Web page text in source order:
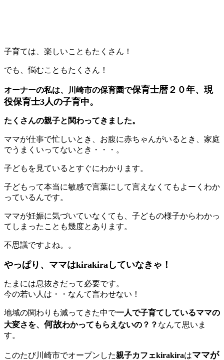
子育ては、楽しいこともたくさん！
でも、悩むこともたくさん！
オーナーの私は、川崎市の保育園で保育士暦２０年、現
役保育士3人の子育中。
たくさんの親子と関わってきました。
ママが仕事で忙しいとき、お腹に赤ちゃんがいるとき、家庭
でうまくいってないとき・・・。
子どもを見ているとすぐにわかります。
子どもって本当に敏感で言葉にして言えなくてもよーくわか
っているんです。
ママが妊娠に気づいていなくても、子どもの様子からわかっ
てしまったことも幾度とあります。
不思議ですよね。。
やっぱり、ママはkirakiraしていなきゃ！
たまには息抜きだって必要です。
今の若い人は・・なんて言わせない！
地域の関わりも減ってきた中で一人で子育てしているママの
大変さを、 何故わかってもらえないの？？ なんて思いま
す。
このたび川崎市でオープンした親子カフェkirakiraはママが